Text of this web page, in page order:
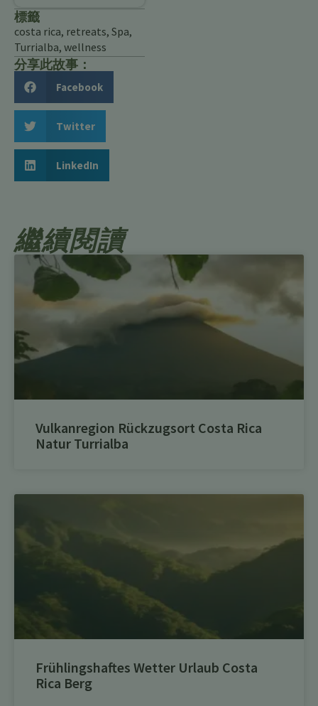
標籤
costa rica, retreats, Spa,
Turrialba, wellness
分享此故事：
Facebook
Twitter
LinkedIn
繼續閱讀
Vulkanregion Rückzugsort Costa Rica
Natur Turrialba
Frühlingshaftes Wetter Urlaub Costa
Rica Berg